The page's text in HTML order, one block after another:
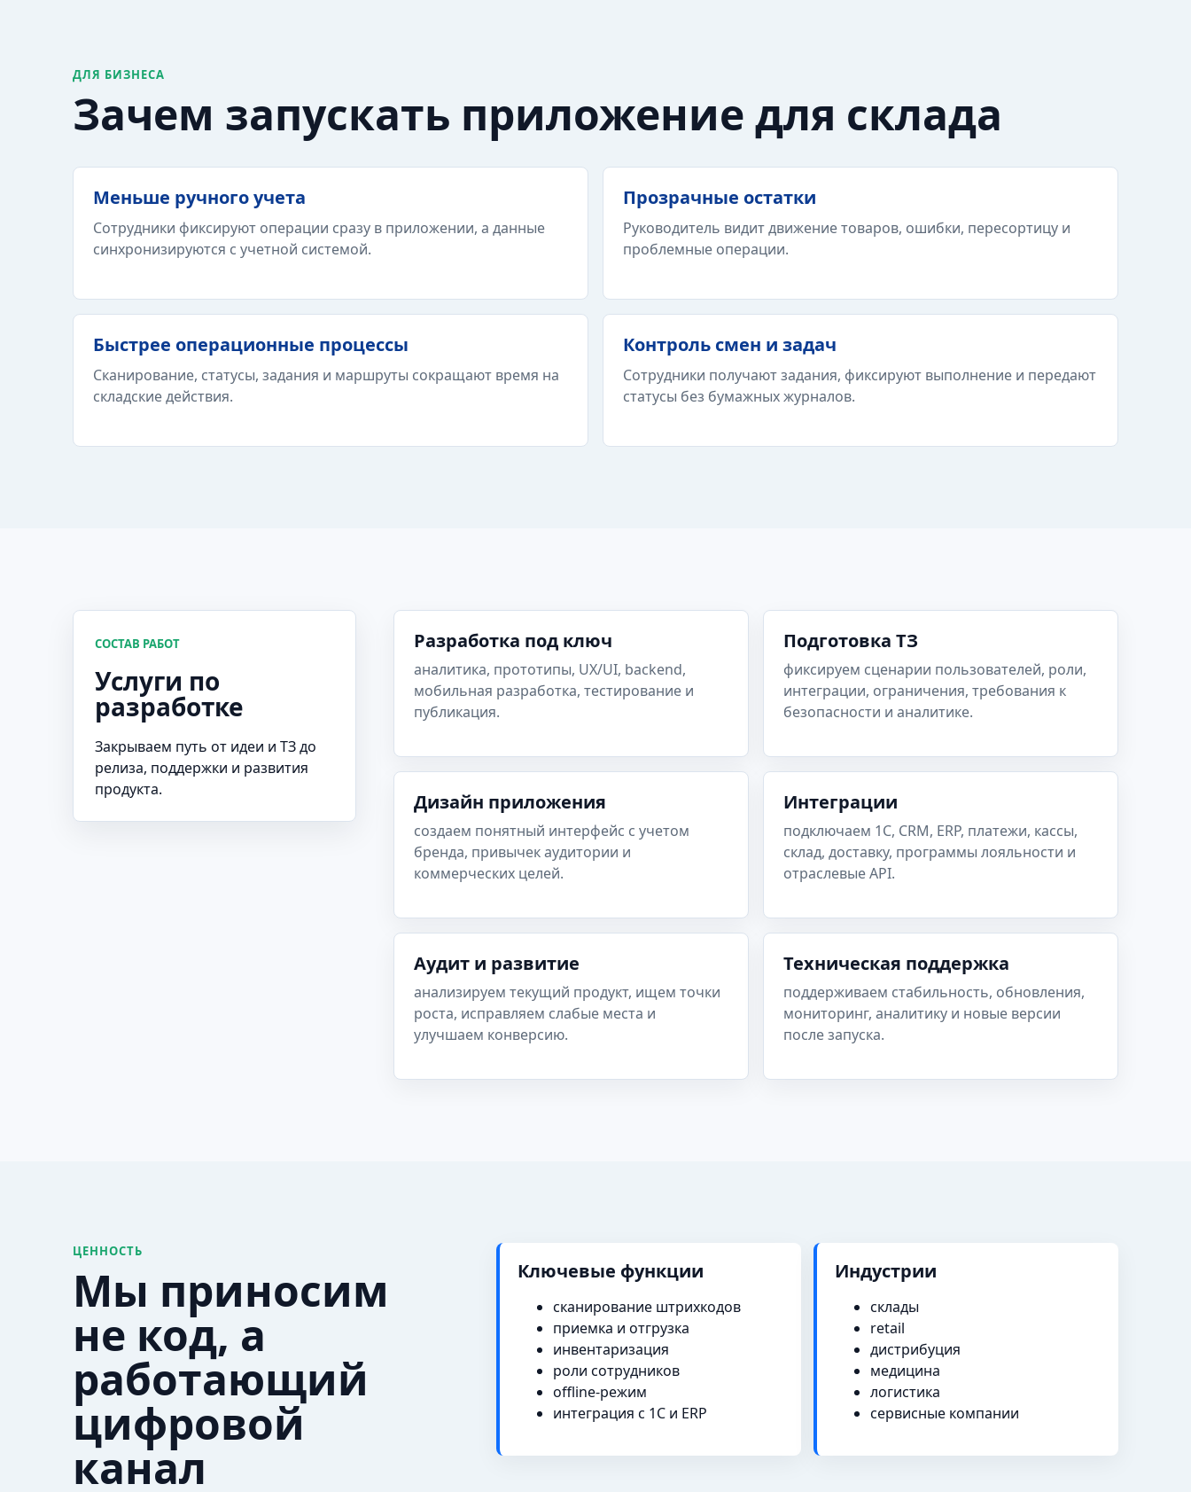
ДЛЯ БИЗНЕСА
Зачем запускать приложение для склада
Меньше ручного учета
Сотрудники фиксируют операции сразу в приложении, а данные
синхронизируются с учетной системой.
Прозрачные остатки
Руководитель видит движение товаров, ошибки, пересортицу и
проблемные операции.
Быстрее операционные процессы
Сканирование, статусы, задания и маршруты сокращают время на
складские действия.
Контроль смен и задач
Сотрудники получают задания, фиксируют выполнение и передают
статусы без бумажных журналов.
СОСТАВ РАБОТ
Услуги по
разработке
Закрываем путь от идеи и ТЗ до
релиза, поддержки и развития
продукта.
Разработка под ключ
аналитика, прототипы, UX/UI, backend,
мобильная разработка, тестирование и
публикация.
Подготовка ТЗ
фиксируем сценарии пользователей, роли,
интеграции, ограничения, требования к
безопасности и аналитике.
Дизайн приложения
создаем понятный интерфейс с учетом
бренда, привычек аудитории и
коммерческих целей.
Интеграции
подключаем 1С, CRM, ERP, платежи, кассы,
склад, доставку, программы лояльности и
отраслевые API.
Аудит и развитие
анализируем текущий продукт, ищем точки
роста, исправляем слабые места и
улучшаем конверсию.
Техническая поддержка
поддерживаем стабильность, обновления,
мониторинг, аналитику и новые версии
после запуска.
ЦЕННОСТЬ
Мы приносим
не код, а
работающий
цифровой
канал
Ключевые функции
сканирование штрихкодов
приемка и отгрузка
инвентаризация
роли сотрудников
offline-режим
интеграция с 1С и ERP
Индустрии
склады
retail
дистрибуция
медицина
логистика
сервисные компании